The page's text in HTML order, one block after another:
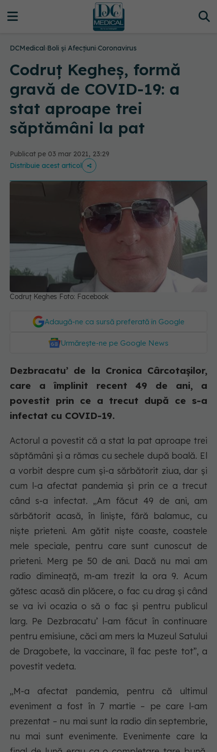
DCMedical›Boli și Afecțiuni›Coronavirus
Codruț Kegheș, formă
gravă de COVID-19: a
stat aproape trei
săptămâni la pat
Publicat pe 03 mar 2021, 23:29
Distribuie acest articol
Codruț Keghes Foto: Facebook
Adaugă-ne ca sursă preferată în Google
Urmărește-ne pe Google News
Dezbracatu’ de la Cronica Cârcotașilor,
care a împlinit recent 49 de ani, a
povestit prin ce a trecut după ce s-a
infectat cu COVID-19.
Actorul a povestit că a stat la pat aproape trei
săptămâni și a rămas cu sechele după boală. El
a vorbit despre cum și-a sărbătorit ziua, dar și
cum l-a afectat pandemia și prin ce a trecut
când s-a infectat. „Am făcut 49 de ani, am
sărbătorit acasă, în liniște, fără balamuc, cu
niște prieteni. Am gătit niște coaste, coastele
mele speciale, pentru care sunt cunoscut de
prieteni. Merg pe 50 de ani. Dacă nu mai am
radio dimineață, m-am trezit la ora 9. Acum
gătesc acasă din plăcere, o fac cu drag și când
se va ivi ocazia o să o fac și pentru publicul
larg. Pe Dezbracatu’ l-am făcut în continuare
pentru emisiune, căci am mers la Muzeul Satului
de Dragobete, la vaccinare, îl fac peste tot”, a
povestit vedeta.
„M-a afectat pandemia, pentru că ultimul
eveniment a fost în 7 martie – pe care l-am
prezentat – nu mai sunt la radio din septembrie,
nu mai sunt evenimente. Evenimente care la